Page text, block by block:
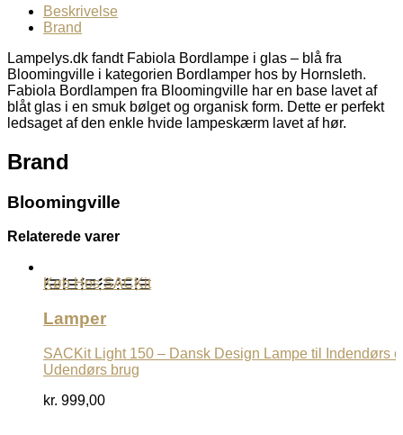
Beskrivelse
Brand
Lampelys.dk fandt Fabiola Bordlampe i glas – blå fra
Bloomingville i kategorien Bordlamper hos by Hornsleth.
Fabiola Bordlampen fra Bloomingville har en base lavet af
blåt glas i en smuk bølget og organisk form. Dette er perfekt
ledsaget af den enkle hvide lampeskærm lavet af hør.
Brand
Bloomingville
Relaterede varer
Køb Hos SACKit
Lamper
SACKit Light 150 – Dansk Design Lampe til Indendørs
Udendørs brug
kr. 999,00